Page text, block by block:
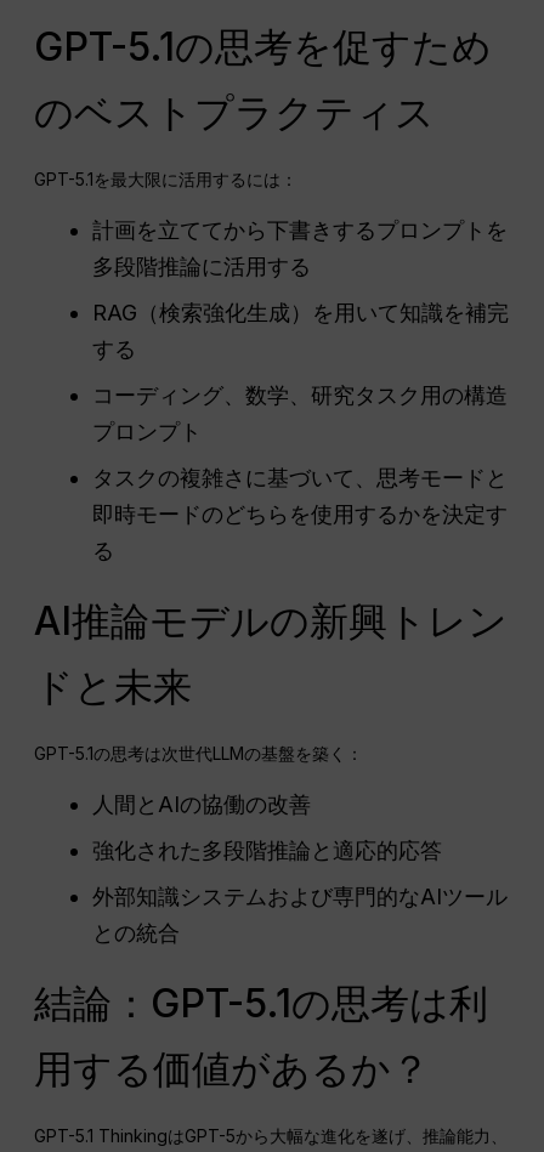
GPT-5.1の思考を促すため
のベストプラクティス
GPT-5.1を最大限に活用するには：
計画を立ててから下書きするプロンプトを
多段階推論に活用する
RAG（検索強化生成）を用いて知識を補完
する
コーディング、数学、研究タスク用の構造
プロンプト
タスクの複雑さに基づいて、思考モードと
即時モードのどちらを使用するかを決定す
る
AI推論モデルの新興トレン
ドと未来
GPT-5.1の思考は次世代LLMの基盤を築く：
人間とAIの協働の改善
強化された多段階推論と適応的応答
外部知識システムおよび専門的なAIツール
との統合
結論：GPT-5.1の思考は利
用する価値があるか？
GPT-5.1 ThinkingはGPT-5から大幅な進化を遂げ、推論能力、